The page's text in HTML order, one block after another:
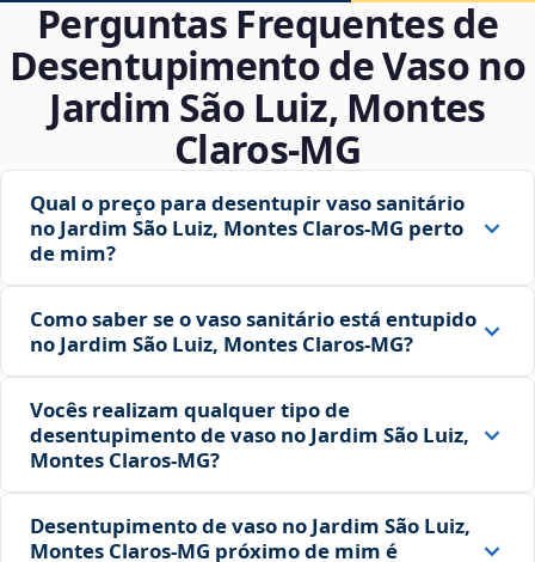
Perguntas Frequentes de
Desentupimento de Vaso no
Jardim São Luiz, Montes
Claros‑MG
Qual o preço para desentupir vaso sanitário
no Jardim São Luiz, Montes Claros‑MG perto
de mim?
Como saber se o vaso sanitário está entupido
no Jardim São Luiz, Montes Claros‑MG?
Vocês realizam qualquer tipo de
desentupimento de vaso no Jardim São Luiz,
Montes Claros‑MG?
Desentupimento de vaso no Jardim São Luiz,
Montes Claros‑MG próximo de mim é